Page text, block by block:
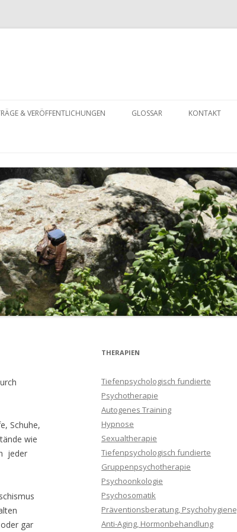
& VERÖFFENTLICHUNGEN
ETC.
GLOSSAR KONTAKT
Schuhe,
wie
jeder
gar
THERAPIEN
Tiefenpsychologisch fundierte
Psychotherapie
Autogenes Training
Hypnose
Sexualtherapie
Tiefenpsychologisch fundierte
Gruppenpsychotherapie
Psychoonkologie
Psychosomatik
Präventionsberatung, Psychohygiene,
Anti-Aging, Hormonbehandlung